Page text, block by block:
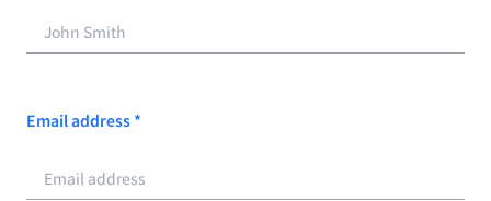
Email address *